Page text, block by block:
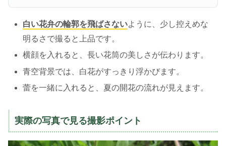
白い花弁の輪郭を飛ばさないように、少し控えめな
明るさで撮ると上品です。
横顔を入れると、長い花筒の美しさが伝わります。
青空背景では、白花がすっきり浮かびます。
蕾を一緒に入れると、夏の開花の流れが見えます。
実際の写真で見る撮影ポイント